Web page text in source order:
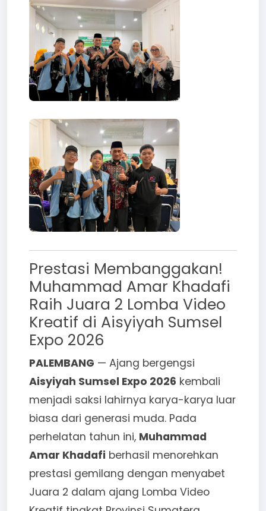
Prestasi Membanggakan!
Muhammad Amar Khadafi
Raih Juara 2 Lomba Video
Kreatif di Aisyiyah Sumsel
Expo 2026
PALEMBANG — Ajang bergengsi
Aisyiyah Sumsel Expo 2026 kembali
menjadi saksi lahirnya karya-karya luar
biasa dari generasi muda. Pada
perhelatan tahun ini, Muhammad
Amar Khadafi berhasil menorehkan
prestasi gemilang dengan menyabet
Juara 2 dalam ajang Lomba Video